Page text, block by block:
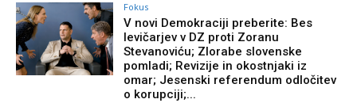
Fokus
V novi Demokraciji preberite: Bes
levičarjev v DZ proti Zoranu
Stevanoviću; Zlorabe slovenske
pomladi; Revizije in okostnjaki iz
omar; Jesenski referendum odločitev
o korupciji;...